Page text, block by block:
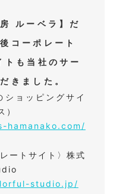
ルーベラ】だ
コーポレート
トも当社のサー
きました。
ショッピングサイ
）
hamanako.com/
ートサイト〉株式
studio.jp/